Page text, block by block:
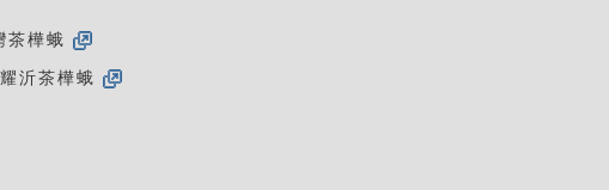
茶樺蛾
耀沂茶樺蛾